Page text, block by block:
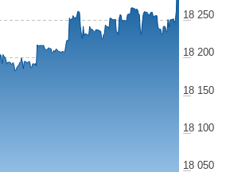
18 050
18 100
18 150
18 200
18 250